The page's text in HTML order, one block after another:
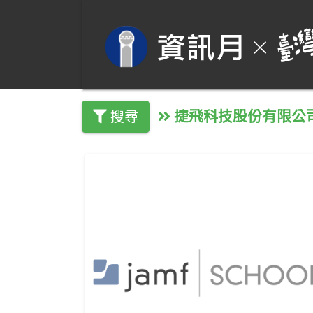
搜尋 捷飛科技股份有限公